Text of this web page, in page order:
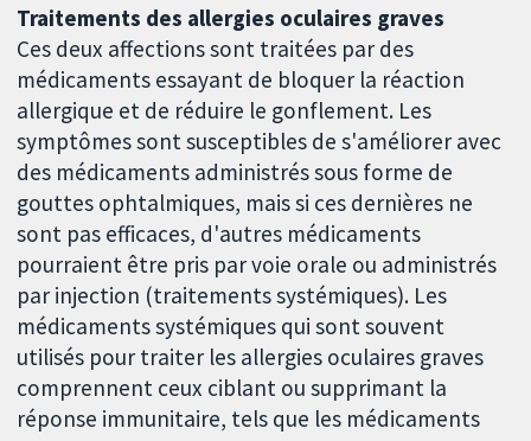
Traitements des allergies oculaires graves
Ces deux affections sont traitées par des
médicaments essayant de bloquer la réaction
allergique et de réduire le gonflement. Les
symptômes sont susceptibles de s'améliorer avec
des médicaments administrés sous forme de
gouttes ophtalmiques, mais si ces dernières ne
sont pas efficaces, d'autres médicaments
pourraient être pris par voie orale ou administrés
par injection (traitements systémiques). Les
médicaments systémiques qui sont souvent
utilisés pour traiter les allergies oculaires graves
comprennent ceux ciblant ou supprimant la
réponse immunitaire, tels que les médicaments